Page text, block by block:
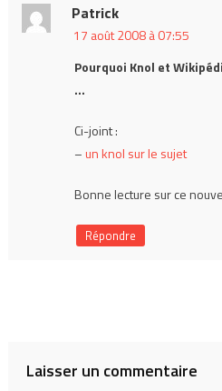
Patrick
17 août 2008 à 07:55
Pourquoi Knol et
…
Ci-joint :
–un knol sur le sujet
Bonne lecture sur ce
Répondre
Laisser un commentaire